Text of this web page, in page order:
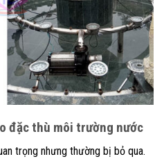
đặc thù môi trường nước
trọng nhưng thường bị bỏ qua.